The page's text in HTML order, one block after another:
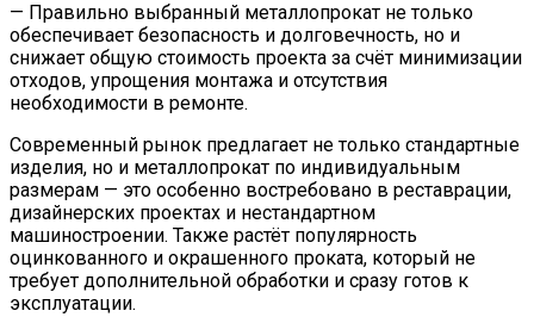
— Правильно выбранный металлопрокат не только
обеспечивает безопасность и долговечность, но и
снижает общую стоимость проекта за счёт минимизации
отходов, упрощения монтажа и отсутствия
необходимости в ремонте.
Современный рынок предлагает не только стандартные
изделия, но и металлопрокат по индивидуальным
размерам — это особенно востребовано в реставрации,
дизайнерских проектах и нестандартном
машиностроении. Также растёт популярность
оцинкованного и окрашенного проката, который не
требует дополнительной обработки и сразу готов к
эксплуатации.